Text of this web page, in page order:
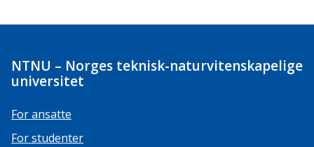
NTNU – Norges teknisk-naturvitenskapelige
universitet
For ansatte
For studenter